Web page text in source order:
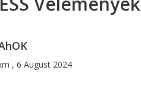
, 6 August 2024